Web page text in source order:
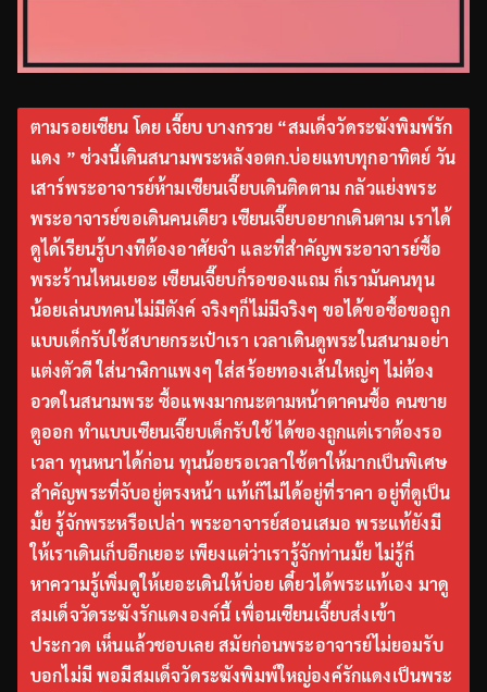
ตามรอยเซียน โดย เจี๊ยบ บางกรวย “สมเด็จวัดระฆังพิมพ์รัก
แดง ” ช่วงนี้เดินสนามพระหลังอตก.บ่อยแทบทุกอาทิตย์ วัน
เสาร์พระอาจารย์ห้ามเซียนเจี๊ยบเดินติดตาม กลัวแย่งพระ
พระอาจารย์ขอเดินคนเดียว เซียนเจี๊ยบอยากเดินตาม เราได้
ดูได้เรียนรู้บางทีต้องอาศัยจำ และที่สำคัญพระอาจารย์ซื้อ
พระร้านไหนเยอะ เซียนเจี๊ยบก็รอของแถม ก็เรามันคนทุน
น้อยเล่นบทคนไม่มีตังค์ จริงๆก็ไม่มีจริงๆ ขอได้ขอซื้อขอถูก
แบบเด็กรับใช้สบายกระเป๋าเรา เวลาเดินดูพระในสนามอย่า
แต่งตัวดี ใส่นาฬิกาแพงๆ ใส่สร้อยทองเส้นใหญ่ๆ ไม่ต้อง
อวดในสนามพระ ซื้อแพงมากนะตามหน้าตาคนซื้อ คนขาย
ดูออก ทำแบบเซียนเจี๊ยบเด็กรับใช้ ได้ของถูกแต่เราต้องรอ
เวลา ทุนหนาได้ก่อน ทุนน้อยรอเวลาใช้ตาให้มากเป็นพิเศษ
สำคัญพระที่จับอยู่ตรงหน้า แท้เก๊ไม่ได้อยู่ที่ราคา อยู่ที่ดูเป็น
มั้ย รู้จักพระหรือเปล่า พระอาจารย์สอนเสมอ พระแท้ยังมี
ให้เราเดินเก็บอีกเยอะ เพียงแต่ว่าเรารู้จักท่านมั้ย ไม่รู้ก็
หาความรู้เพิ่มดูให้เยอะเดินให้บ่อย เดี๋ยวได้พระแท้เอง มาดู
สมเด็จวัดระฆังรักแดงองค์นี้ เพื่อนเซียนเจี๊ยบส่งเข้า
ประกวด เห็นแล้วชอบเลย สมัยก่อนพระอาจารย์ไม่ยอมรับ
บอกไม่มี พอมีสมเด็จวัดระฆังพิมพ์ใหญ่องค์รักแดงเป็นพระ